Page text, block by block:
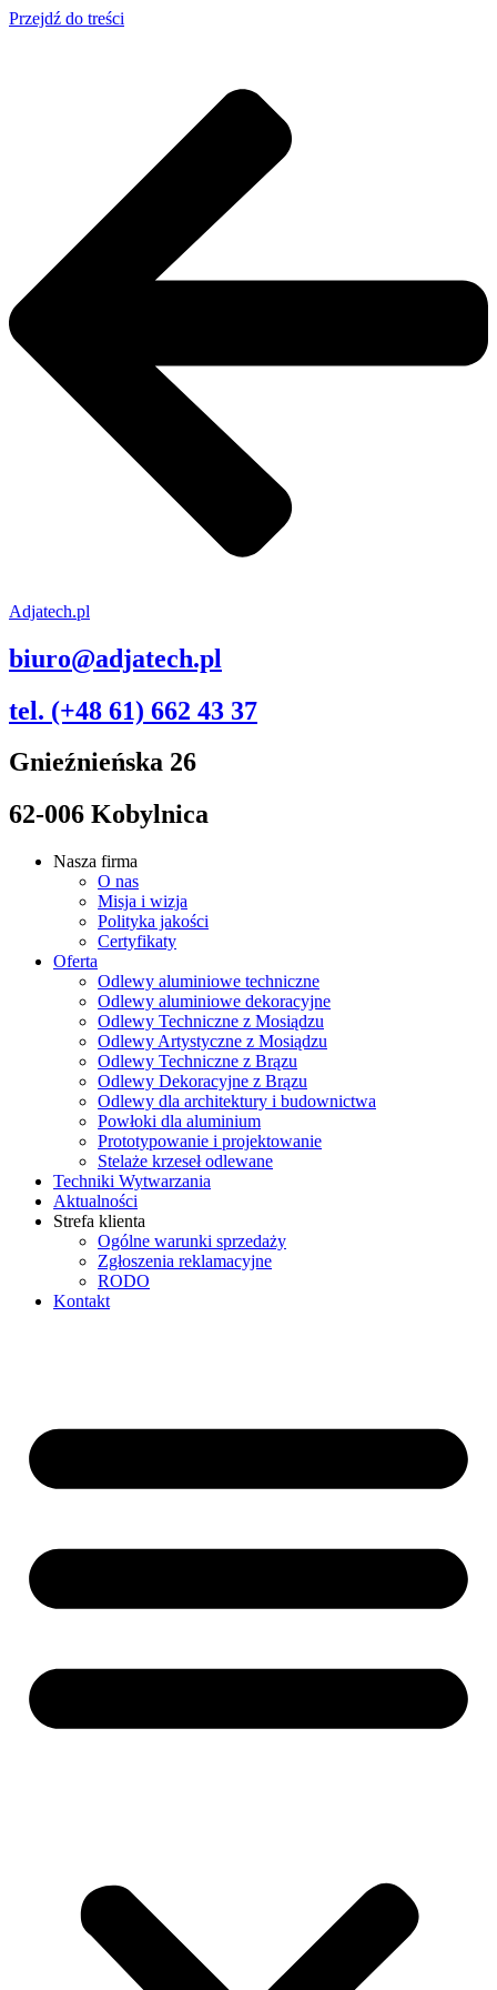
Przejdź do treści
Adjatech.pl
biuro@adjatech.pl
tel. (+48 61) 662 43 37
Gnieźnieńska 26
62-006 Kobylnica
Nasza firma
O nas
Misja i wizja
Polityka jakości
Certyfikaty
Oferta
Odlewy aluminiowe techniczne
Odlewy aluminiowe dekoracyjne
Odlewy Techniczne z Mosiądzu
Odlewy Artystyczne z Mosiądzu
Odlewy Techniczne z Brązu
Odlewy Dekoracyjne z Brązu
Odlewy dla architektury i budownictwa
Powłoki dla aluminium
Prototypowanie i projektowanie
Stelaże krzeseł odlewane
Techniki Wytwarzania
Aktualności
Strefa klienta
Ogólne warunki sprzedaży
Zgłoszenia reklamacyjne
RODO
Kontakt